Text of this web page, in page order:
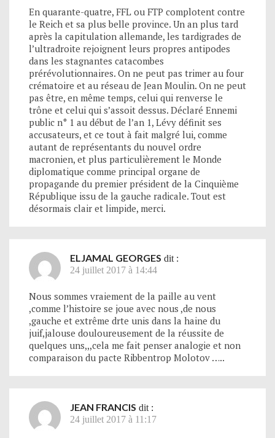
En quarante-quatre, FFL ou FTP complotent contre
le Reich et sa plus belle province. Un an plus tard
après la capitulation allemande, les tardigrades de
l’ultradroite rejoignent leurs propres antipodes
dans les stagnantes catacombes
prérévolutionnaires. On ne peut pas trimer au four
crématoire et au réseau de Jean Moulin. On ne peut
pas être, en même temps, celui qui renverse le
trône et celui qui s’assoit dessus. Déclaré Ennemi
public n° 1 au début de l’an 1, Lévy définit ses
accusateurs, et ce tout à fait malgré lui, comme
autant de représentants du nouvel ordre
macronien, et plus particulièrement le Monde
diplomatique comme principal organe de
propagande du premier président de la Cinquième
République issu de la gauche radicale. Tout est
désormais clair et limpide, merci.
ELJAMAL GEORGES dit :
24 juillet 2017 à 14:44
Nous sommes vraiement de la paille au vent
,comme l’histoire se joue avec nous ,de nous
,gauche et extrême drte unis dans la haine du
juif,jalouse douloureusement de la réussite de
quelques uns,,,cela me fait penser analogie et non
comparaison du pacte Ribbentrop Molotov …..
JEAN FRANCIS dit :
24 juillet 2017 à 11:17